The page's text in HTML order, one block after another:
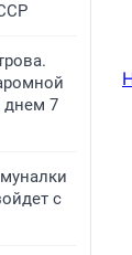
днем 7
с